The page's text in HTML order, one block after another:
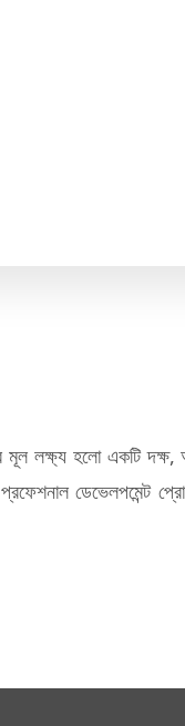
মূল লক্ষ্য হলো একটি
ডেভেলপমেন্ট